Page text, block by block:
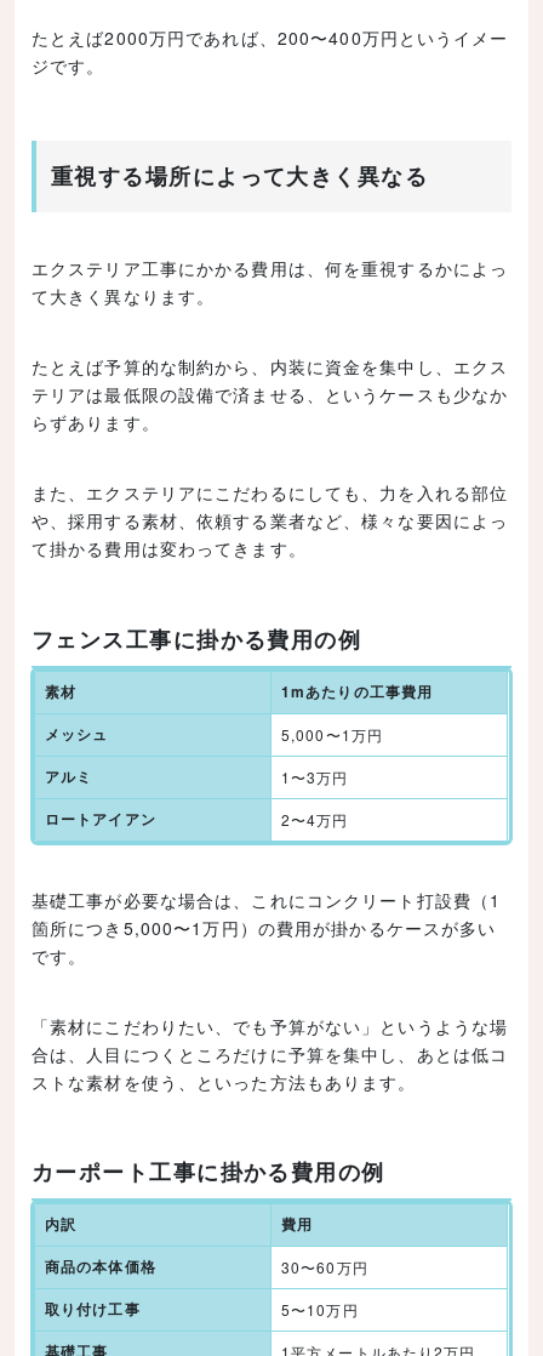
たとえば2000万円であれば、200〜400万円というイメー
ジです。
重視する場所によって大きく異なる
エクステリア工事にかかる費用は、何を重視するかによっ
て大きく異なります。
たとえば予算的な制約から、内装に資金を集中し、エクス
テリアは最低限の設備で済ませる、というケースも少なか
らずあります。
また、エクステリアにこだわるにしても、力を入れる部位
や、採用する素材、依頼する業者など、様々な要因によっ
て掛かる費用は変わってきます。
フェンス工事に掛かる費用の例
素材 1mあたりの工事費用
メッシュ 5,000〜1万円
アルミ 1〜3万円
ロートアイアン 2〜4万円
基礎工事が必要な場合は、これにコンクリート打設費（1
箇所につき5,000〜1万円）の費用が掛かるケースが多い
です。
「素材にこだわりたい、でも予算がない」というような場
合は、人目につくところだけに予算を集中し、あとは低コ
ストな素材を使う、といった方法もあります。
カーポート工事に掛かる費用の例
内訳 費用
商品の本体価格 30〜60万円
取り付け工事 5〜10万円